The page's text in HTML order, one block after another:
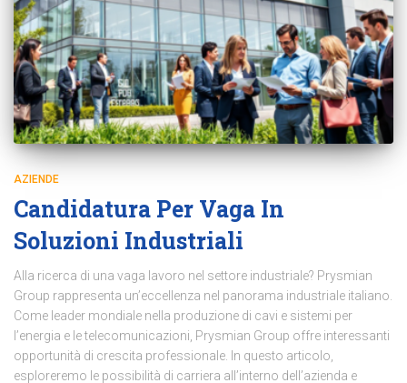
AZIENDE
Candidatura Per Vaga In
Soluzioni Industriali
Alla ricerca di una vaga lavoro nel settore industriale? Prysmian
Group rappresenta un’eccellenza nel panorama industriale italiano.
Come leader mondiale nella produzione di cavi e sistemi per
l’energia e le telecomunicazioni, Prysmian Group offre interessanti
opportunità di crescita professionale. In questo articolo,
esploreremo le possibilità di carriera all’interno dell’azienda e